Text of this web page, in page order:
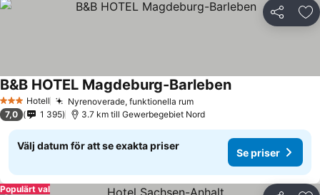
Dela
3 StjärnorHotell Nyrenoverade, funktionella rum
B&B HOTEL Magdeburg-Barleben
7,0 1 395 3.7 km till Gewerbegebiet Nord
Välj datum för att se exakta priser
Se priser
Populärt val